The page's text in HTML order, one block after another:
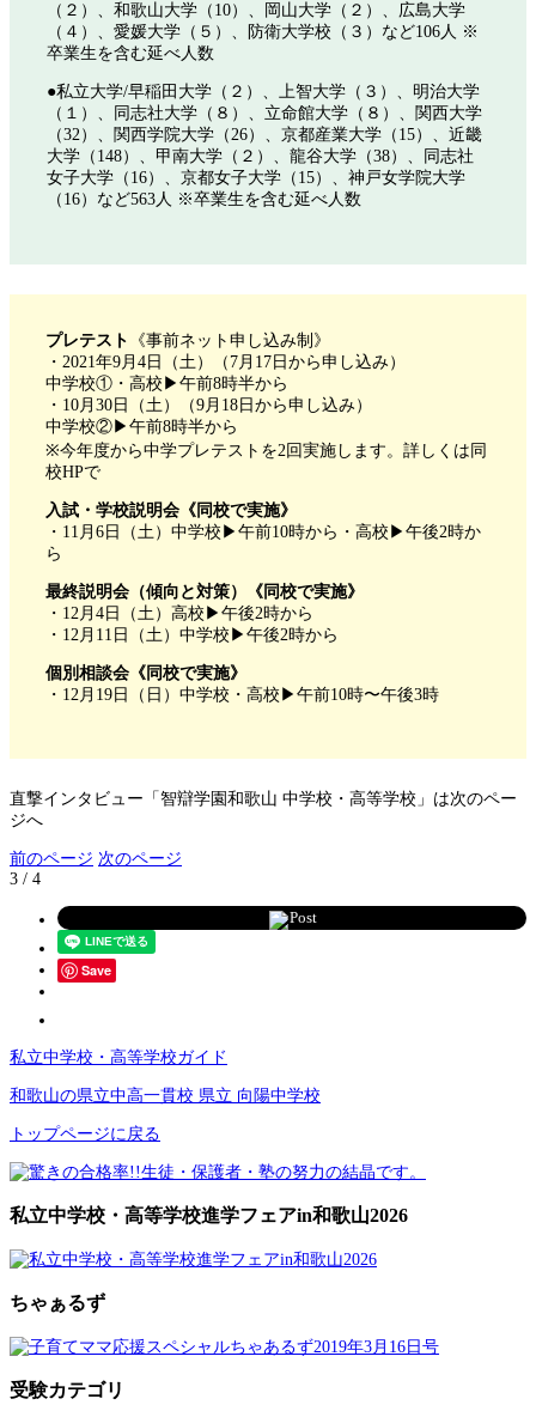
（２）、和歌山大学（10）、岡山大学（２）、広島大学
（４）、愛媛大学（５）、防衛大学校（３）など106人 ※
卒業生を含む延べ人数
●私立大学/早稲田大学（２）、上智大学（３）、明治大学
（１）、同志社大学（８）、立命館大学（８）、関西大学
（32）、関西学院大学（26）、京都産業大学（15）、近畿
大学（148）、甲南大学（２）、龍谷大学（38）、同志社
女子大学（16）、京都女子大学（15）、神戸女学院大学
（16）など563人 ※卒業生を含む延べ人数
プレテスト
《事前ネット申し込み制》
・2021年9月4日（土）（7月17日から申し込み）
中学校①・高校▶午前8時半から
・10月30日（土）（9月18日から申し込み）
中学校②▶午前8時半から
※今年度から中学プレテストを2回実施します。詳しくは同
校HPで
入試・学校説明会《同校で実施》
・11月6日（土）中学校▶午前10時から・高校▶午後2時か
ら
最終説明会（傾向と対策）《同校で実施》
・12月4日（土）高校▶午後2時から
・12月11日（土）中学校▶午後2時から
個別相談会《同校で実施》
・12月19日（日）中学校・高校▶午前10時〜午後3時
直撃インタビュー「智辯学園和歌山 中学校・高等学校」は次のペー
ジへ
前のページ 次のページ
3 / 4
Post
Save
私立中学校・高等学校ガイド
和歌山の県立中高一貫校 県立 向陽中学校
トップページに戻る
私立中学校・高等学校進学フェアin和歌山2026
ちゃぁるず
受験カテゴリ